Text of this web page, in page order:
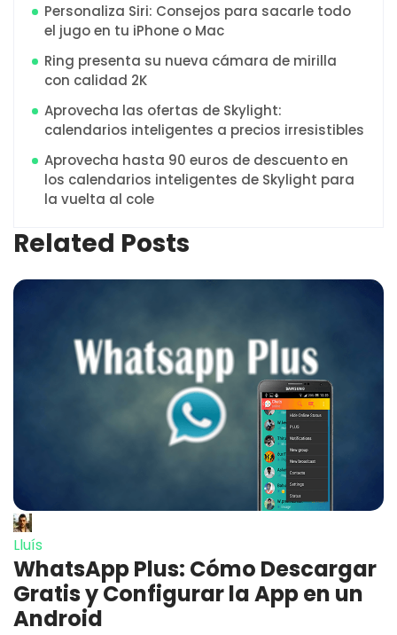
Personaliza Siri: Consejos para sacarle todo
el jugo en tu iPhone o Mac
Ring presenta su nueva cámara de mirilla
con calidad 2K
Aprovecha las ofertas de Skylight:
calendarios inteligentes a precios irresistibles
Aprovecha hasta 90 euros de descuento en
los calendarios inteligentes de Skylight para
la vuelta al cole
Related Posts
Lluís
WhatsApp Plus: Cómo Descargar
Gratis y Configurar la App en un
Android